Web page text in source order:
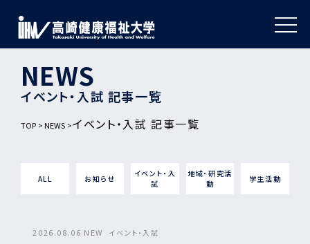
NEWS
イベント・入試 記事一覧
TOP NEWS イベント・入試 記事一覧
ALL お知らせ
イベント・入
試
地域・研究活
動
学生活動
2026.08.06 NEW イベント・入試